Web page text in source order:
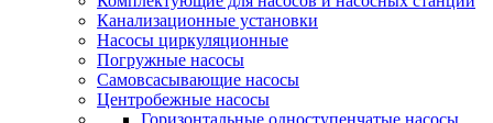
Канализационные установки
Насосы циркуляционные
Погружные насосы
Самовсасывающие насосы
Центробежные насосы
Горизонтальные одноступенчатые насосы